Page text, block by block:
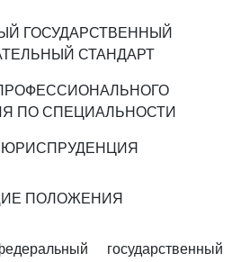
ГОСУДАРСТВЕННЫЙ
СТАНДАРТ
ПО СПЕЦИАЛЬНОСТИ
ЮРИСПРУДЕНЦИЯ
ПОЛОЖЕНИЯ
государственный